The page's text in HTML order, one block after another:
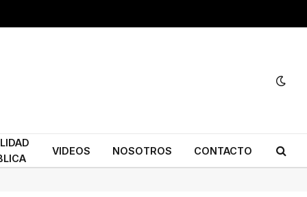
VIDEOS NOSOTROS CONTACTO